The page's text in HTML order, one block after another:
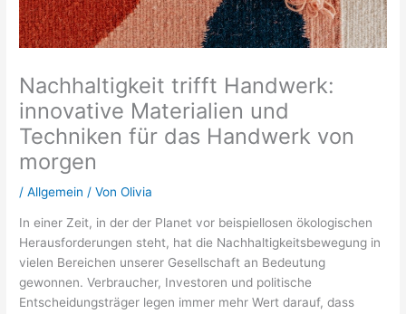
Nachhaltigkeit trifft Handwerk:
innovative Materialien und
Techniken für das Handwerk von
morgen
/Allgemein / VonOlivia
In einer Zeit, in der der Planet vor beispiellosen ökologischen
Herausforderungen steht, hat die Nachhaltigkeitsbewegung in
vielen Bereichen unserer Gesellschaft an Bedeutung
gewonnen. Verbraucher, Investoren und politische
Entscheidungsträger legen immer mehr Wert darauf, dass